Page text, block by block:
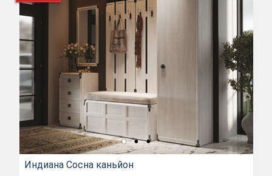
Индиана Сосна каньйон